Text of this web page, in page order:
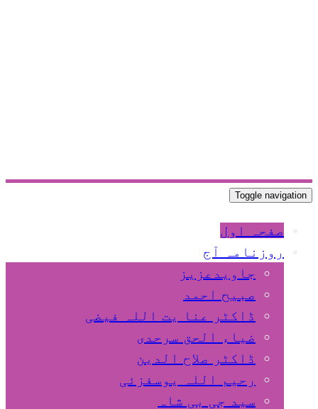
Toggle navigation
صفحہ اول
روزنامہ آج
جاویدعزیز
صبیح احمد
ڈاکٹر عنا یت اللہ فیضی
ضیاء الحق سرحدی
ڈاکٹر صلاح الدین
رحیم اللہ یوسفزئی
سید جی بی شاہ